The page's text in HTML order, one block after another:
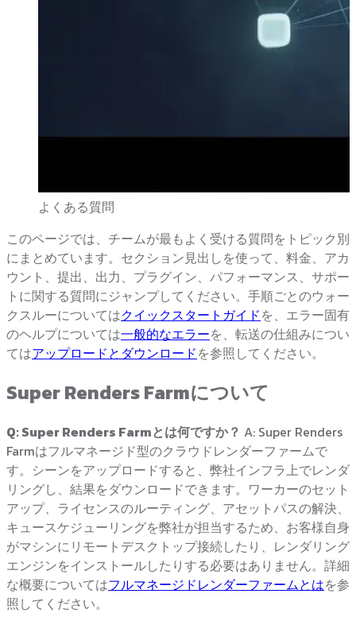
よくある質問
このページでは、チームが最もよく受ける質問をトピック別
にまとめています。セクション見出しを使って、料金、アカ
ウント、提出、出力、プラグイン、パフォーマンス、サポー
トに関する質問にジャンプしてください。手順ごとのウォー
クスルーについてはクイックスタートガイドを、エラー固有
のヘルプについては一般的なエラーを、転送の仕組みについ
てはアップロードとダウンロードを参照してください。
Super Renders Farmについて
Q: Super Renders Farmとは何ですか？ A: Super Renders
Farmはフルマネージド型のクラウドレンダーファームで
す。シーンをアップロードすると、弊社インフラ上でレンダ
リングし、結果をダウンロードできます。ワーカーのセット
アップ、ライセンスのルーティング、アセットパスの解決、
キュースケジューリングを弊社が担当するため、お客様自身
がマシンにリモートデスクトップ接続したり、レンダリング
エンジンをインストールしたりする必要はありません。詳細
な概要についてはフルマネージドレンダーファームとはを参
照してください。